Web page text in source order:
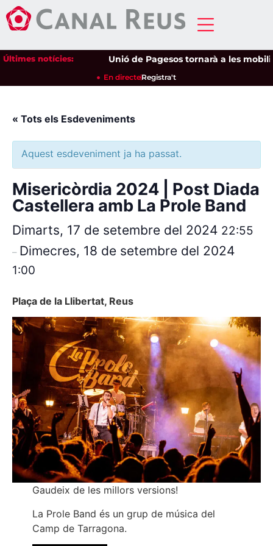
Últimes notícies: Unió de Pagesos tornarà a les
En directeRegistra't
« Tots els Esdeveniments
Aquest esdeveniment ja ha passat.
Misericòrdia 2024 | Post Diada
Castellera amb La Prole Band
Dimarts, 17 de setembre del 2024 22:55
– Dimecres, 18 de setembre del 2024
1:00
Plaça de la Llibertat, Reus
Gaudeix de les millors versions!
La Prole Band és un grup de música del
Camp de Tarragona.